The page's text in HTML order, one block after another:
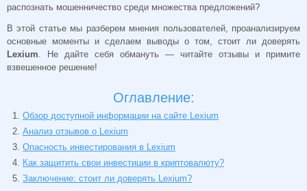
распознать мошенничество среди множества предложений?
В этой статье мы разберем мнения пользователей, проанализируем
основные моменты и сделаем выводы о том, стоит ли доверять
Lexium. Не дайте себя обмануть — читайте отзывы и примите
взвешенное решение!
Оглавление:
Обзор доступной информации на сайте Lexium
Анализ отзывов о Lexium
Опасность инвестирования в Lexium
Как защитить свои инвестиции в криптовалюту?
Заключение: стоит ли доверять Lexium?